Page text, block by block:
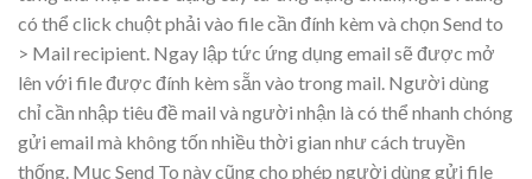
có thể click chuột phải vào file cần đính kèm và chọn Send to
> Mail recipient. Ngay lập tức ứng dụng email sẽ được mở
lên với file được đính kèm sẵn vào trong mail. Người dùng
chỉ cần nhập tiêu đề mail và người nhận là có thể nhanh chóng
gửi email mà không tốn nhiều thời gian như cách truyền
thống. Mục Send To này cũng cho phép người dùng gửi file